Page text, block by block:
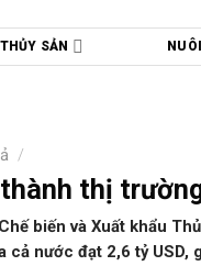
SẢN
/
thị
biến và Xuất khẩu
cả nước đạt 2,6 tỷ